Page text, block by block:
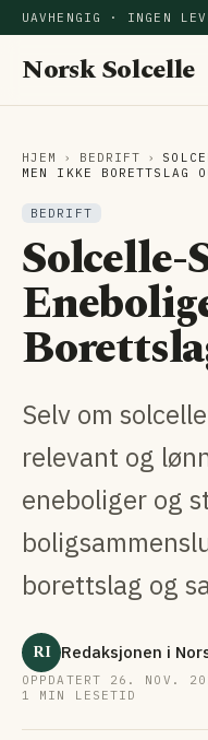
UAVHENGIG · INGEN
Norsk Solcelle
HJEM › BEDRIFT ›
MEN IKKE BORETTSLAG
BEDRIFT
Selv om
relevant og
eneboliger og
borettslag og
RI Redaksjonen i
OPPDATERT 26. NOV.
1 MIN LESETID